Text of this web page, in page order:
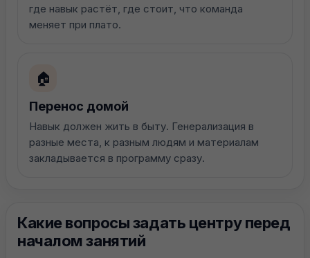
где навык растёт, где стоит, что команда
меняет при плато.
🏠
Перенос домой
Навык должен жить в быту. Генерализация в
разные места, к разным людям и материалам
закладывается в программу сразу.
Какие вопросы задать центру перед
началом занятий